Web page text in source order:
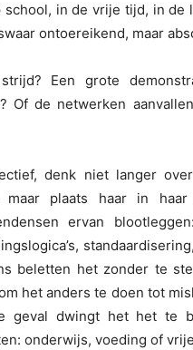
in de vrije tijd, in de
ontoereikend, maar
Een grote
Of de netwerken
denk niet langer
maar plaats haar in
ervan
beletten het zonder te
het anders te doen tot
geval dwingt het het te
onderwijs, voeding of